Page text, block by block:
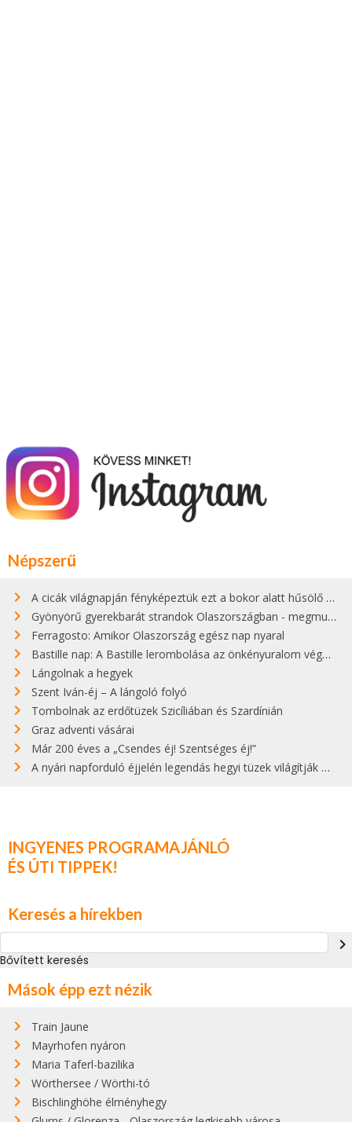
Népszerű
A cicák világnapján fényképeztük ezt a bokor alatt hűsölő cicát Kisorosziban
Gyönyörű gyerekbarát strandok Olaszországban - megmutatjuk a 15 legjobbat
Ferragosto: Amikor Olaszország egész nap nyaral
Bastille nap: A Bastille lerombolása az önkényuralom végét jelentette
Lángolnak a hegyek
Szent Iván-éj – A lángoló folyó
Tombolnak az erdőtüzek Szicíliában és Szardínián
Graz adventi vásárai
Már 200 éves a „Csendes éj! Szentséges éj!”
A nyári napforduló éjjelén legendás hegyi tüzek világítják meg Zugspitzét
INGYENES PROGRAMAJÁNLÓ
ÉS ÚTI TIPPEK!
Keresés a hírekben
navigate_next
Bővített keresés
Mások épp ezt nézik
Train Jaune
Mayrhofen nyáron
Maria Taferl-bazilika
Wörthersee / Wörthi-tó
Bischlinghöhe élményhegy